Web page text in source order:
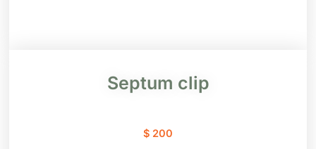
Septum clip
$ 200